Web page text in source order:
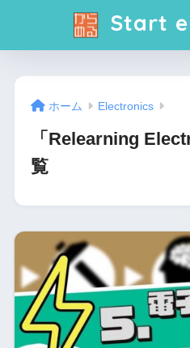
Start
ホーム Electronics
「Relearning
覧